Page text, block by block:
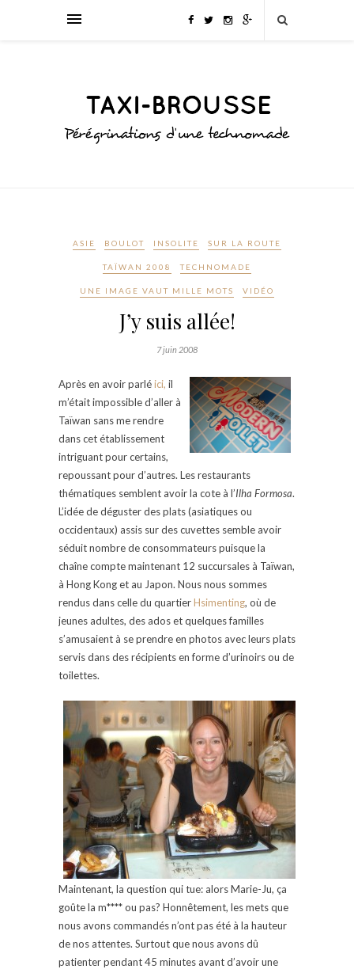
ASIE BOULOT INSOLITE SUR LA ROUTE
TAÏWAN 2008 TECHNOMADE
UNE IMAGE VAUT MILLE MOTS VIDÉO
J’y suis allée!
7 juin 2008
Après en avoir parléici, il
m’était impossible d’aller à
Taïwan sans me rendre
dans cet établissement
intriguant pour certains,
repoussant pour d’autres. Les restaurants
thématiques semblent avoir la cote à l’Ilha Formosa.
L’idée de déguster des plats (asiatiques ou
occidentaux) assis sur des cuvettes semble avoir
séduit nombre de consommateurs puisque la
chaîne compte maintenant 12 succursales à Taïwan,
à Hong Kong et au Japon. Nous nous sommes
rendus dans celle du quartierHsimenting, où de
jeunes adultes, des ados et quelques familles
s’amusaient à se prendre en photos avec leurs plats
servis dans des récipients en forme d’urinoirs ou de
toilettes.
Maintenant, la question qui tue: alors Marie-Ju, ça
goûte la m**** ou pas? Honnêtement, les mets que
nous avons commandés n’ont pas été à la hauteur
de nos attentes. Surtout que nous avons dû
patienter pendant 45 minutes avant d’avoir une